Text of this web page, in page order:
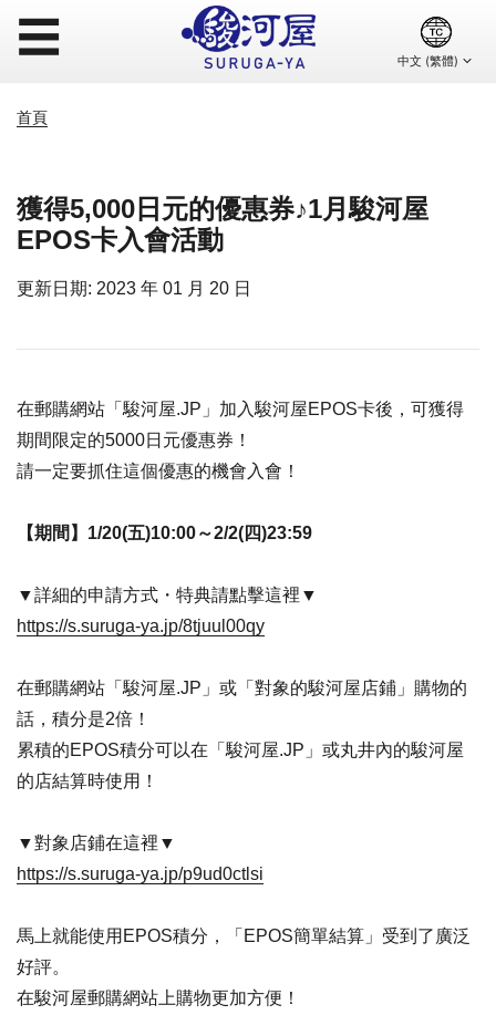
☰
首頁
獲得5,000日元的優惠券♪1月駿河屋
EPOS卡入會活動
更新日期: 2023 年 01 月 20 日
在郵購網站「駿河屋.JP」加入駿河屋EPOS卡後，可獲得
期間限定的5000日元優惠券！
請一定要抓住這個優惠的機會入會！
【期間】1/20(五)10:00～2/2(四)23:59
▼詳細的申請方式・特典請點擊這裡▼
https://s.suruga-ya.jp/8tjuul00qy
在郵購網站「駿河屋.JP」或「對象的駿河屋店鋪」購物的
話，積分是2倍！
累積的EPOS積分可以在「駿河屋.JP」或丸井內的駿河屋
的店結算時使用！
▼對象店鋪在這裡▼
https://s.suruga-ya.jp/p9ud0ctlsi
馬上就能使用EPOS積分，「EPOS簡單結算」受到了廣泛
好評。
在駿河屋郵購網站上購物更加方便！